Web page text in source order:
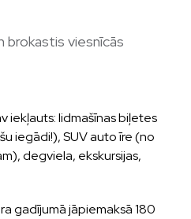
brokastis viesnīcās
iekļauts: lidmašīnas biļetes
iegādi!), SUV auto īre (no
degviela, ekskursijas,
gadījumā jāpiemaksā 180